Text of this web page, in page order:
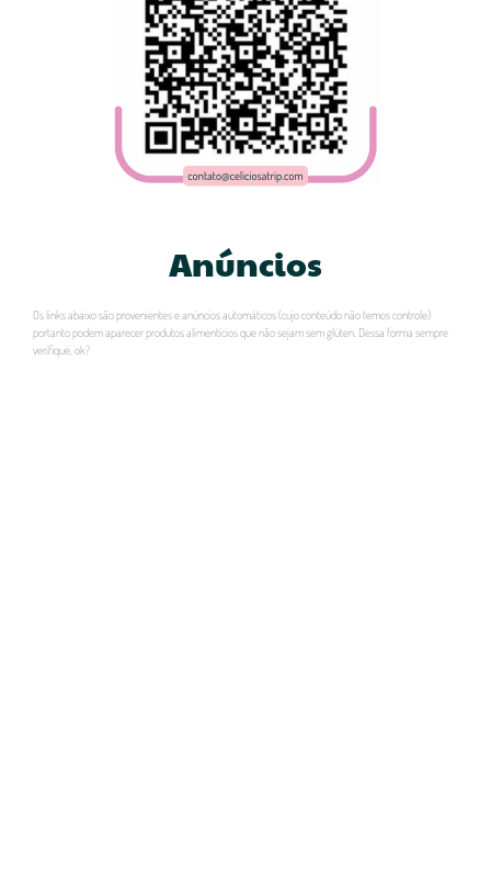
Anúncios
Os links abaixo são provenientes e anúncios automáticos (cujo conteúdo não temos controle)
portanto podem aparecer produtos alimentícios que não sejam sem glúten. Dessa forma sempre
verifique, ok?